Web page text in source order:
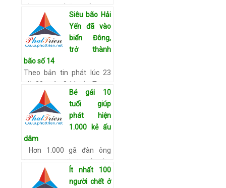
tập trung những công ty
công nghệ hàng đầu thế
giới, đồng thời là điểm đến
hứa hẹn của nhiều người
giàu Trung Quốc đang tì…
Xem chi tiết
Siêu bão Hải
Yến đã vào
biển Đông,
trở thành
bão số 14
Theo bản tin phát lúc 23
giờ 30 ngày 8.11 của Trung
tâm dự báo khí tượng thủy
văn T.Ư, tối nay 8.11, bão
Hải Yến (Haiyan) đã vượt
qua miền trung Phili… Xem
chi tiết
Bé gái 10
tuổi giúp
phát hiện
1.000 kẻ ấu
dâm
Hơn 1.000 gã đàn ông
bệnh hoạn đã chuyển tiền
cho một bé gái 10 tuổi gặp
ở các phòng tán gẫu trên
Ít nhất 100
người chết ở